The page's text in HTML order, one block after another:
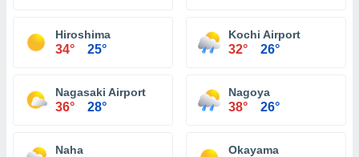
Hiroshima
34° 25°
Kochi Airport
32° 26°
Nagasaki Airport
36° 28°
Nagoya
38° 26°
Naha Okayama